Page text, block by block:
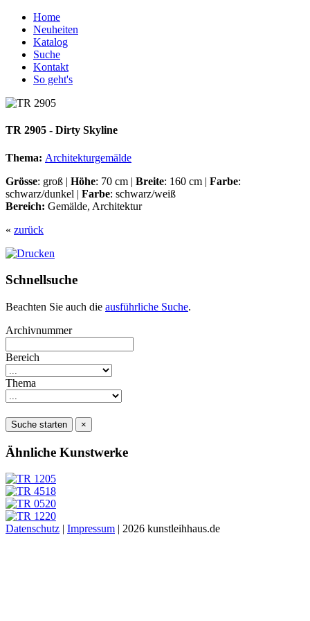
Home
Neuheiten
Katalog
Suche
Kontakt
So geht's
TR 2905 - Dirty Skyline
Thema: Architekturgemälde
Grösse: groß | Höhe: 70 cm | Breite: 160 cm | Farbe:
schwarz/dunkel | Farbe: schwarz/weiß
Bereich: Gemälde, Architektur
« zurück
Schnellsuche
Beachten Sie auch die ausführliche Suche.
Archivnummer
Bereich
Thema
Suche starten ×
Ähnliche Kunstwerke
Datenschutz | Impressum | 2026 kunstleihhaus.de